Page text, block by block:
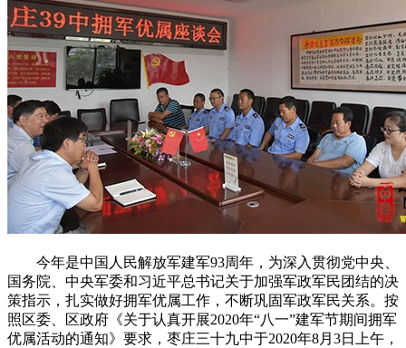
今年是中国人民解放军建军93周年，为深入贯彻党中央、
国务院、中央军委和习近平总书记关于加强军政军民团结的决
策指示，扎实做好拥军优属工作，不断巩固军政军民关系。按
照区委、区政府《关于认真开展2020年“八一”建军节期间拥军
优属活动的通知》要求，枣庄三十九中于2020年8月3日上午，